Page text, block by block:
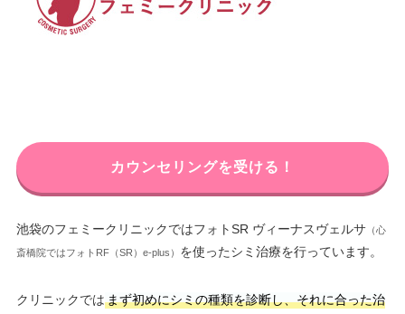
カウンセリングを受ける！
池袋のフェミークリニックではフォトSR ヴィーナスヴェルサ（心
斎橋院ではフォトRF（SR）e-plus） を使ったシミ治療を行っています。
クリニックではまず初めにシミの種類を診断し、それに合った治